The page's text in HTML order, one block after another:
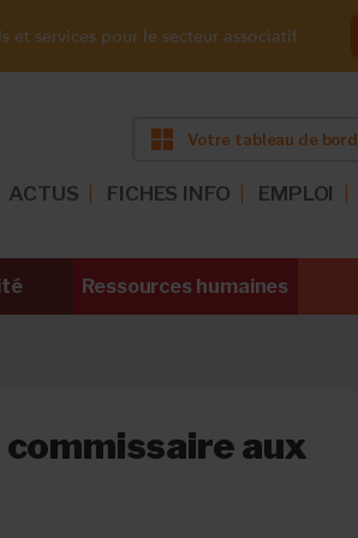
et services pour le secteur associatif
Votre tableau de bord
ACTUS FICHES INFO EMPLOI
Ressources humaines
aux